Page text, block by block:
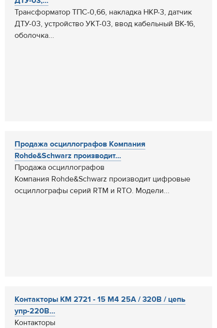
Трансформатор ТПС-0,66, накладка НКР-3, датчик
ДТУ-03, устройство УКТ-03, ввод кабельный ВК-16,
оболочка...
Продажа осциллографов Компания
Rohde&Schwarz производит...
Продажа осциллографов
Компания Rohde&Schwarz производит цифровые
осциллографы серий RTM и RTO. Модели...
Контакторы КМ 2721 - 15 М4 25А / 320В / цепь
упр-220В...
Контакторы